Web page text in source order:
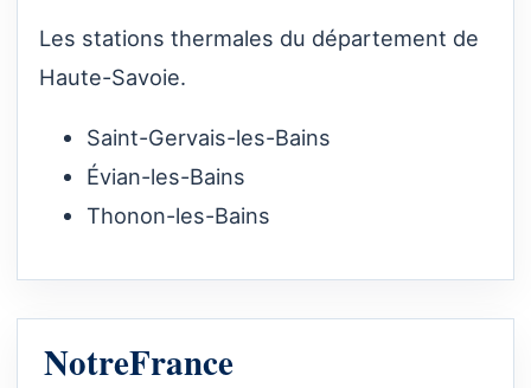
Les stations thermales du département de
Haute-Savoie.
Saint-Gervais-les-Bains
Évian-les-Bains
Thonon-les-Bains
NotreFrance